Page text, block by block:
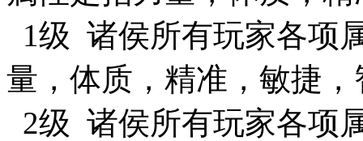
1级 诸侯所有玩家各项
量，体质，精准，敏捷，
2级 诸侯所有玩家各项